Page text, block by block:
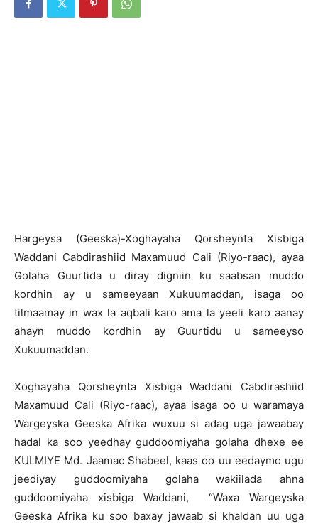
Hargeysa (Geeska)-Xoghayaha Qorsheynta Xisbiga
Waddani Cabdirashiid Maxamuud Cali (Riyo-raac), ayaa
Golaha Guurtida u diray digniin ku saabsan muddo
kordhin ay u sameeyaan Xukuumaddan, isaga oo
tilmaamay in wax la aqbali karo ama la yeeli karo aanay
ahayn muddo kordhin ay Guurtidu u sameeyso
Xukuumaddan.
Xoghayaha Qorsheynta Xisbiga Waddani Cabdirashiid
Maxamuud Cali (Riyo-raac), ayaa isaga oo u waramaya
Wargeyska Geeska Afrika wuxuu si adag uga jawaabay
hadal ka soo yeedhay guddoomiyaha golaha dhexe ee
KULMIYE Md. Jaamac Shabeel, kaas oo uu eedaymo ugu
jeediyay guddoomiyaha golaha wakiilada ahna
guddoomiyaha xisbiga Waddani, “Waxa Wargeyska
Geeska Afrika ku soo baxay jawaab si khaldan uu uga